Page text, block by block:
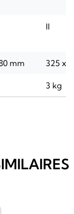
II
mm 325 x
3 kg